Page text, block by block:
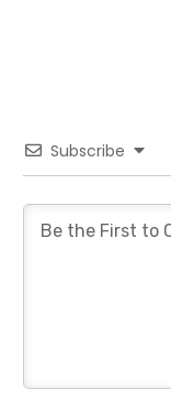
Subscribe